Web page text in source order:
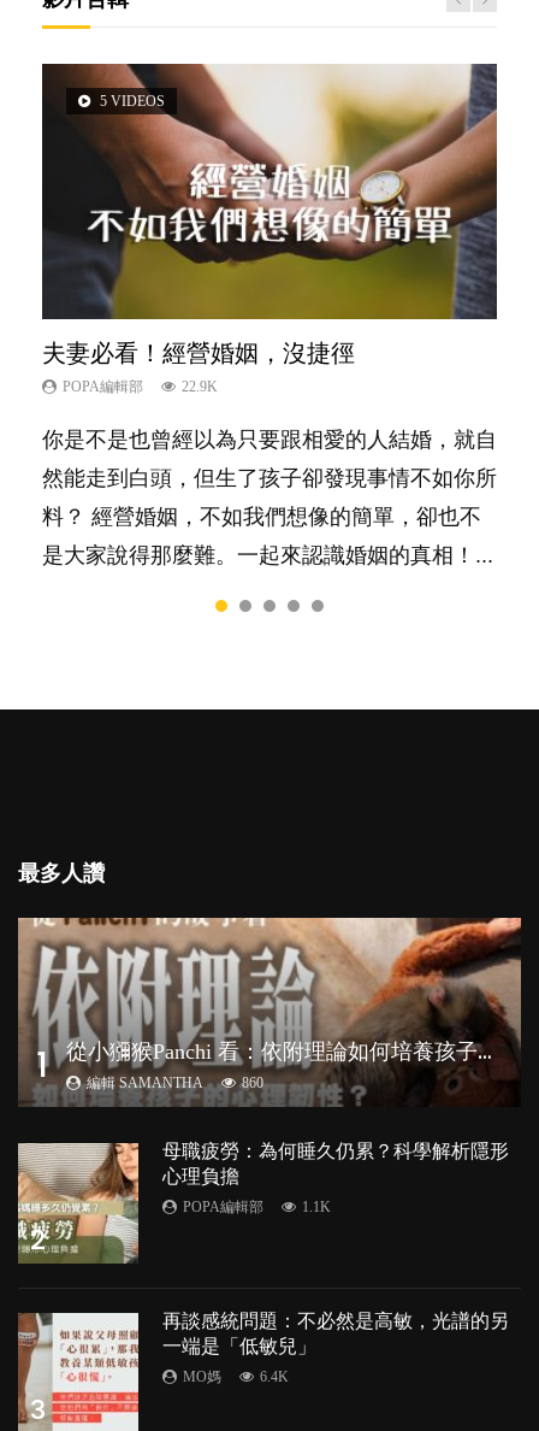
5 VIDEOS
夫妻必看！經營婚姻，沒捷徑
POPA編輯部 22.9K
你是不是也曾經以為只要跟相愛的人結婚，就自
然能走到白頭，但生了孩子卻發現事情不如你所
料？ 經營婚姻，不如我們想像的簡單，卻也不
是大家說得那麼難。一起來認識婚姻的真相！...
3 VIDEOS
內向孩子的特質，你懂嗎？
POPA編輯部 10K
陽光又健談的孩子總是很容易得到大家的喜愛，
特別是在講究團隊精神、鼓勵大家積極發表意見
的社會，他們彷彿如魚得水；那些愛靜靜觀察、
一個人默默耕耘的孩子呢？卻會讓父母擔心，擔
心內向的孩子將不能適應急速變他的世界。內向
14 VIDEOS
新手父母不用怕
POPA編輯部 16.3K
相信許多人初為人父母，由懷孕開始到孩子呱呱
落地，心中都有數之不盡的問題～這裡一次過集
合我們以往製作過的相關短片。 這段路讓我們
跟你同行～...
2 VIDEOS
想孩子學好外語，點做好？
POPA編輯部 9.9K
有人話學多種語言越早開始越好，有人卻說一時
間太多語言，會令孩子感到混淆，到底誰是誰
非？聽聽專家怎樣說，解開語言學習的迷思～...
6 VIDEOS
孩子能力天注定？
POPA編輯部 7.9K
很多父母都希望孩子係個「叻仔叻女」，學業別
太差，日常自理井井有條。這樣的孩子是萬中無
一，還是魚與熊掌，不能兼得？...
最多人讚
1 從
小獼猴Panchi 看：依附理論如何培養孩子心理韌性？
編輯 SAMANTHA 860
2
母職疲勞：為何睡久仍累？科學解析隱形
心理負擔
POPA編輯部 1.1K
3
再談感統問題：不必然是高敏，光譜的另
一端是「低敏兒」
MO媽 6.4K